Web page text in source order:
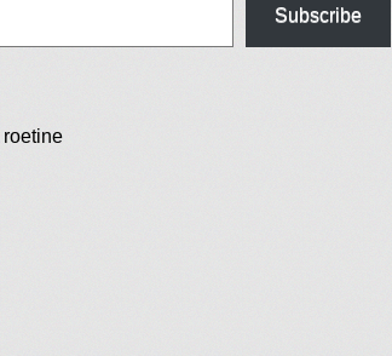
Subscribe
roetine